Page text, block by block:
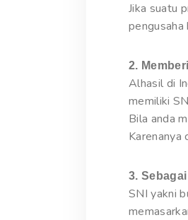
Jika suatu
pengusaha
2.
Alhasil di
memiliki
Bila anda
Karenanya
3.
SNI yakni